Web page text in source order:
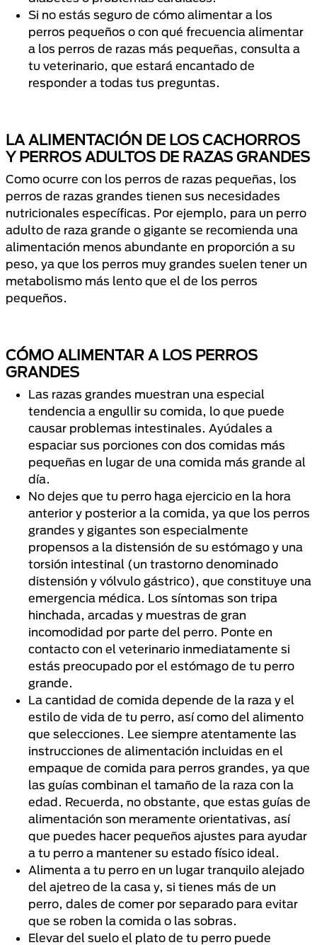
Si no estás seguro de cómo alimentar a los
perros pequeños o con qué frecuencia alimentar
a los perros de razas más pequeñas, consulta a
tu veterinario, que estará encantado de
responder a todas tus preguntas.
LA ALIMENTACIÓN DE LOS CACHORROS
Y PERROS ADULTOS DE RAZAS GRANDES
Como ocurre con los perros de razas pequeñas, los
perros de razas grandes tienen sus necesidades
nutricionales específicas. Por ejemplo, para un perro
adulto de raza grande o gigante se recomienda una
alimentación menos abundante en proporción a su
peso, ya que los perros muy grandes suelen tener un
metabolismo más lento que el de los perros
pequeños.
CÓMO ALIMENTAR A LOS PERROS
GRANDES
Las razas grandes muestran una especial
tendencia a engullir su comida, lo que puede
causar problemas intestinales. Ayúdales a
espaciar sus porciones con dos comidas más
pequeñas en lugar de una comida más grande al
día.
No dejes que tu perro haga ejercicio en la hora
anterior y posterior a la comida, ya que los perros
grandes y gigantes son especialmente
propensos a la distensión de su estómago y una
torsión intestinal (un trastorno denominado
distensión y vólvulo gástrico), que constituye una
emergencia médica. Los síntomas son tripa
hinchada, arcadas y muestras de gran
incomodidad por parte del perro. Ponte en
contacto con el veterinario inmediatamente si
estás preocupado por el estómago de tu perro
grande.
La cantidad de comida depende de la raza y el
estilo de vida de tu perro, así como del alimento
que selecciones. Lee siempre atentamente las
instrucciones de alimentación incluidas en el
empaque de comida para perros grandes, ya que
las guías combinan el tamaño de la raza con la
edad. Recuerda, no obstante, que estas guías de
alimentación son meramente orientativas, así
que puedes hacer pequeños ajustes para ayudar
a tu perro a mantener su estado físico ideal.
Alimenta a tu perro en un lugar tranquilo alejado
del ajetreo de la casa y, si tienes más de un
perro, dales de comer por separado para evitar
que se roben la comida o las sobras.
Elevar del suelo el plato de tu perro puede